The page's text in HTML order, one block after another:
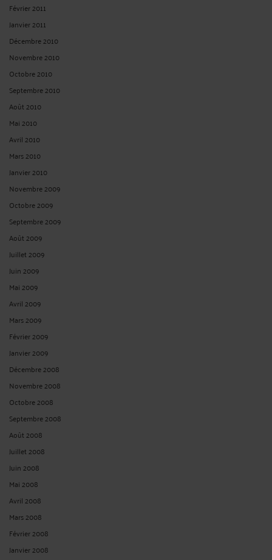
Février 2011
Janvier 2011
Décembre 2010
Novembre 2010
Octobre 2010
Septembre 2010
Août 2010
Mai 2010
Avril 2010
Mars 2010
Janvier 2010
Novembre 2009
Octobre 2009
Septembre 2009
Août 2009
Juillet 2009
Juin 2009
Mai 2009
Avril 2009
Mars 2009
Février 2009
Janvier 2009
Décembre 2008
Novembre 2008
Octobre 2008
Septembre 2008
Août 2008
Juillet 2008
Juin 2008
Mai 2008
Avril 2008
Mars 2008
Février 2008
Janvier 2008